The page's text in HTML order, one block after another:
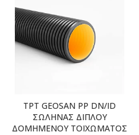
TPT GEOSAN PP DN/ID
ΣΩΛΗΝΑΣ ΔΙΠΛΟΥ
ΔΟΜΗΜΕΝΟΥ ΤΟΙΧΩΜΑΤΟΣ